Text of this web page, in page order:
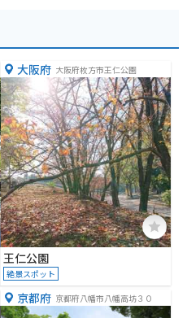
大阪府 大阪府枚方市王仁公園
王仁公園
絶景スポット
京都府 京都府八幡市八幡高坊３０